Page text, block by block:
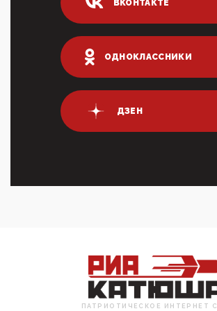
03:01, 10 Апреля 2026
Террорист и убийца Буданов
энергети...
01:54, 10 Апреля 2026
ПрезидентПутинвчера вечером
Пасхальное перемирие с 16 часов
дня Воскресен...
01:09, 10 Апреля 2026
Честно говоря, ситуация с
российские крупнейшие СМИ
Маска (отца Ил...
07:11, 10 Апреля 2026
ВКОНТАКТЕ
ОДНОКЛАССНИКИ
ДЗЕН
ПАТРИОТИЧЕСКОЕ ИНТЕРНЕТ